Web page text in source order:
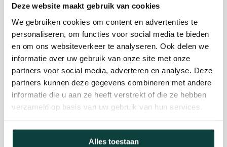
Deze website maakt gebruik van cookies
We gebruiken cookies om content en advertenties te
personaliseren, om functies voor social media te bieden
en om ons websiteverkeer te analyseren. Ook delen we
informatie over uw gebruik van onze site met onze
partners voor social media, adverteren en analyse. Deze
partners kunnen deze gegevens combineren met andere
informatie die u aan ze heeft verstrekt of die ze hebben
verzameld op basis van uw gebruik van hun services.
Alles toestaan
Specificaties
Kunnen we je helpen?
085-2121757
info@heebra.com
Hovenier of klusbedrijf? Neem contact met ons op voor